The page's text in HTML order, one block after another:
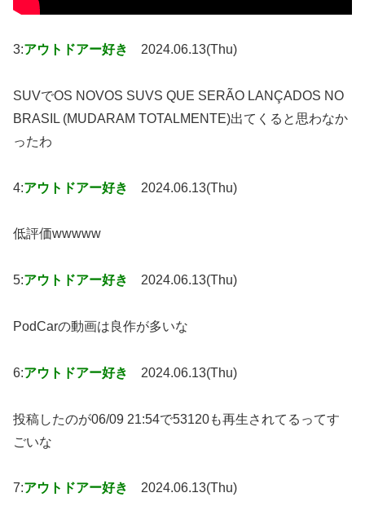
3:アウトドアー好き 2024.06.13(Thu)
SUVでOS NOVOS SUVS QUE SERÃO LANÇADOS NO
BRASIL (MUDARAM TOTALMENTE)出てくると思わなか
ったわ
4:アウトドアー好き 2024.06.13(Thu)
低評価wwwww
5:アウトドアー好き 2024.06.13(Thu)
PodCarの動画は良作が多いな
6:アウトドアー好き 2024.06.13(Thu)
投稿したのが06/09 21:54で53120も再生されてるってす
ごいな
7:アウトドアー好き 2024.06.13(Thu)